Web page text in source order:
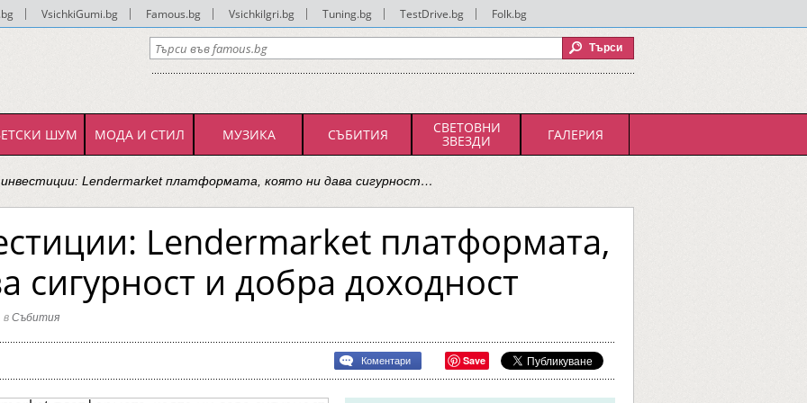
VsichkiGumi.bg Famous.bg VsichkiIgri.bg Tuning.bg TestDrive.bg Folk.bg
ШУМ МОДА И СТИЛ МУЗИКА СЪБИТИЯ СВЕТОВНИ
ЗВЕЗДИ ГАЛЕРИЯ
Lendermarket платформата, която ни дава сигурност…
Lendermarket платформата,
сигурност и добра доходност
в Събития
Коментари Save